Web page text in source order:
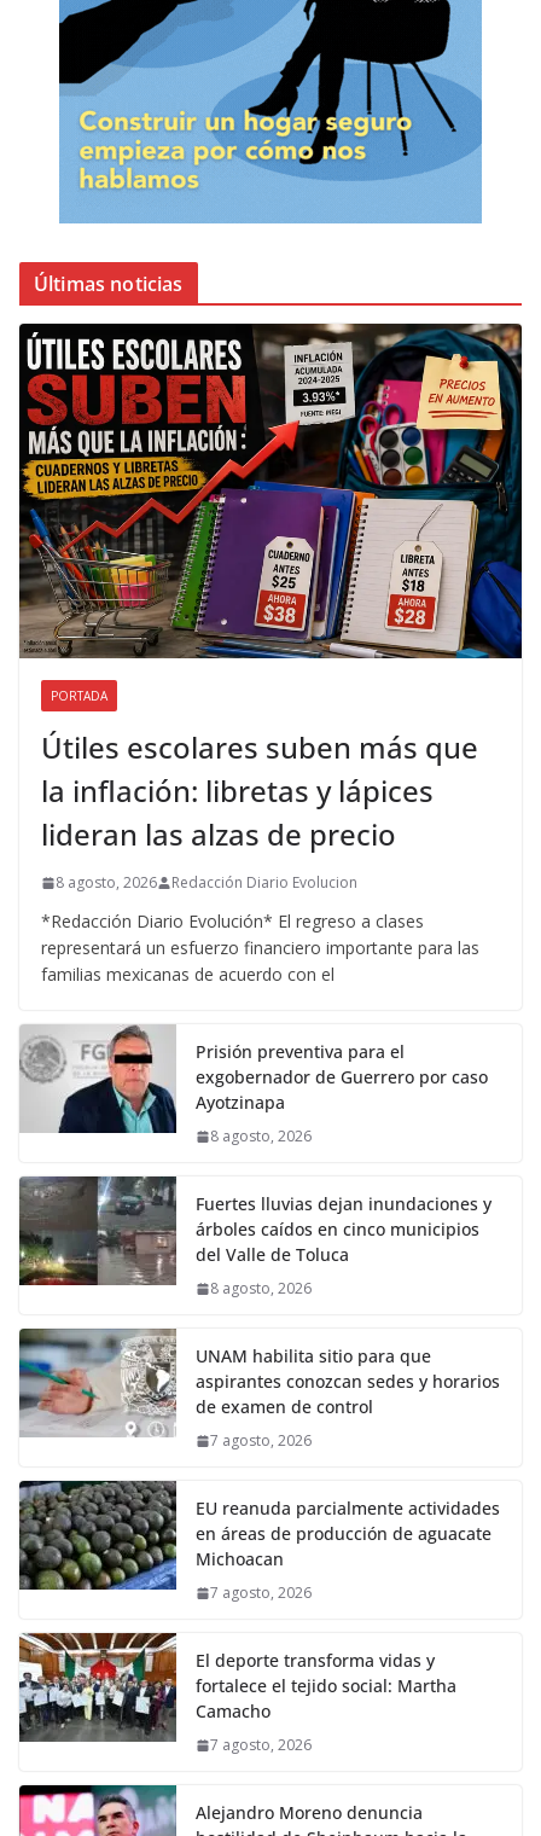
Últimas noticias
PORTADA
Útiles escolares suben más que
la inflación: libretas y lápices
lideran las alzas de precio
8 agosto, 2026 Redacción Diario Evolucion
*Redacción Diario Evolución* El regreso a clases
representará un esfuerzo financiero importante para las
familias mexicanas de acuerdo con el
Prisión preventiva para el
exgobernador de Guerrero por caso
Ayotzinapa
8 agosto, 2026
Fuertes lluvias dejan inundaciones y
árboles caídos en cinco municipios
del Valle de Toluca
8 agosto, 2026
UNAM habilita sitio para que
aspirantes conozcan sedes y horarios
de examen de control
7 agosto, 2026
EU reanuda parcialmente actividades
en áreas de producción de aguacate
Michoacan
7 agosto, 2026
El deporte transforma vidas y
fortalece el tejido social: Martha
Camacho
7 agosto, 2026
Alejandro Moreno denuncia